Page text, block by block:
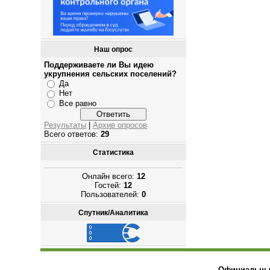
Наш опрос
Поддерживаете ли Вы идею
укрупнения сельских поселений?
Да
Нет
Все равно
Результаты |Архив опросов
Всего ответов:29
Статистика
Онлайн всего: 12
Гостей:12
Пользователей:0
Спутник/Аналитика